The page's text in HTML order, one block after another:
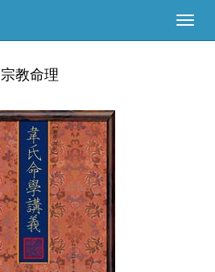
宗教命理